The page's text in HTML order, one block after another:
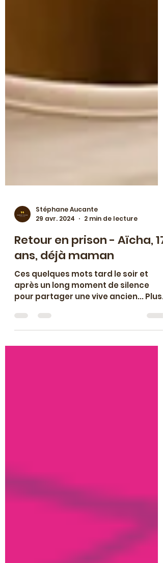
Stéphane Aucante
29 avr. 2024
2 min de lecture
Retour en prison - Aïcha, 17
ans, déjà maman
après un long moment de silence
pour partager une vive ancien... Plus
d'un an et demi après y avoir été...